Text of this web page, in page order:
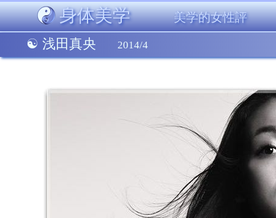
身体美学 美学的女性評
浅田真央 2014/4